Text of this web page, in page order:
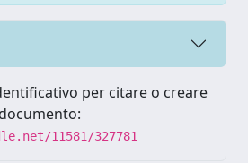
per citare o creare
11581/327781